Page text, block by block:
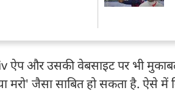
ऐप और उसकी वेबसाइट पर भी
मरो' जैसा साबित हो सकता है. ऐसे में